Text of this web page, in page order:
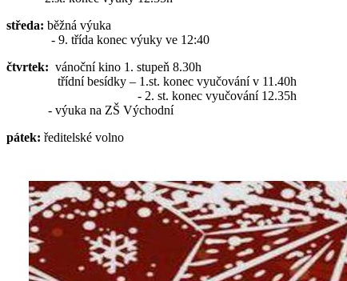
středa: běžná výuka
- 9. třída konec výuky ve 12:40
čtvrtek: vánoční kino 1. stupeň 8.30h
třídní besídky – 1.st. konec vyučování v 11.40h
- 2. st. konec vyučování 12.35h
- výuka na ZŠ Východní
pátek: ředitelské volno